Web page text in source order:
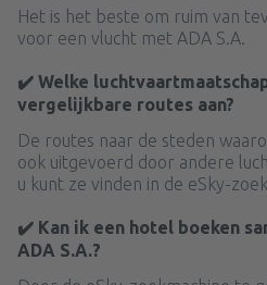
Het is het beste om ruim van
voor een vlucht met ADA S.A.
✔️ Welke
vergelijkbare routes aan?
De routes naar de steden
ook uitgevoerd door andere
u kunt ze vinden in de eSky-
✔️ Kan ik een hotel boeken
ADA S.A.?